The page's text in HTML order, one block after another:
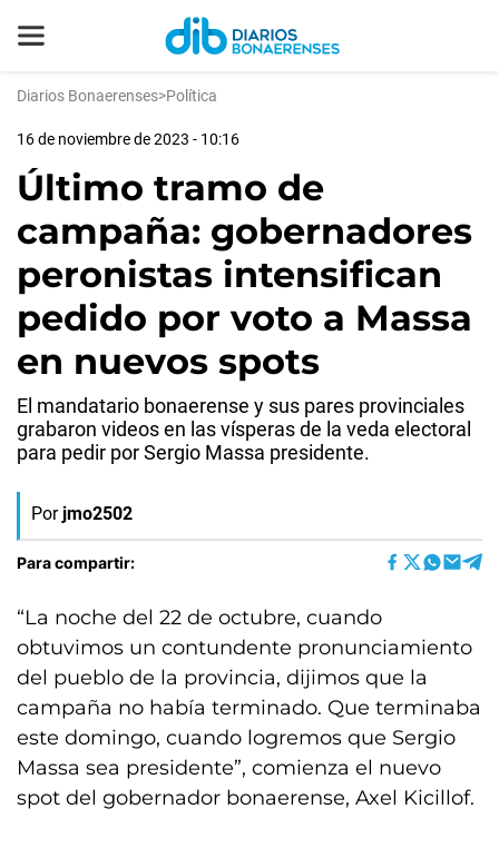
Diarios Bonaerenses>Política
16 de noviembre de 2023 - 10:16
Último tramo de
campaña: gobernadores
peronistas intensifican
pedido por voto a Massa
en nuevos spots
El mandatario bonaerense y sus pares provinciales
grabaron videos en las vísperas de la veda electoral
para pedir por Sergio Massa presidente.
Por jmo2502
Para compartir:
“La noche del 22 de octubre, cuando
obtuvimos un contundente pronunciamiento
del pueblo de la provincia, dijimos que la
campaña no había terminado. Que terminaba
este domingo, cuando logremos que Sergio
Massa sea presidente”, comienza el nuevo
spot del gobernador bonaerense, Axel Kicillof.